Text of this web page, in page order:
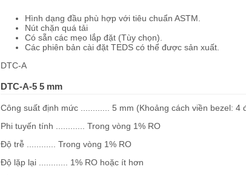
Hình dạng đầu phù hợp với tiêu chuẩn ASTM.
Nút chặn quá tải
Có sẵn các mẹo lắp đặt (Tùy chọn).
Các phiên bản cài đặt TEDS có thể được sản xuất.
DTC-A
DTC-A-5 5 mm
Công suất định mức ............ 5 mm (Khoảng cách viền bezel: 4
Phi tuyến tính ............ Trong vòng 1% RO
Độ trễ ............ Trong vòng 1% RO
Độ lặp lại ............ 1% RO hoặc ít hơn